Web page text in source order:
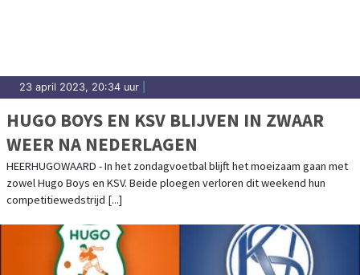
23 april 2023, 20:34 uur
HUGO BOYS EN KSV BLIJVEN IN ZWAAR
WEER NA NEDERLAGEN
HEERHUGOWAARD - In het zondagvoetbal blijft het moeizaam gaan met
zowel Hugo Boys en KSV. Beide ploegen verloren dit weekend hun
competitiewedstrijd [...]